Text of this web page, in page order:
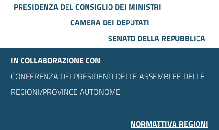
PRESIDENZA DEL CONSIGLIO DEI MINISTRI
CAMERA DEI DEPUTATI
SENATO DELLA REPUBBLICA
IN COLLABORAZIONE CON
CONFERENZA DEI PRESIDENTI DELLE ASSEMBLEE DELLE
REGIONI/PROVINCE AUTONOME
NORMATTIVA REGIONI